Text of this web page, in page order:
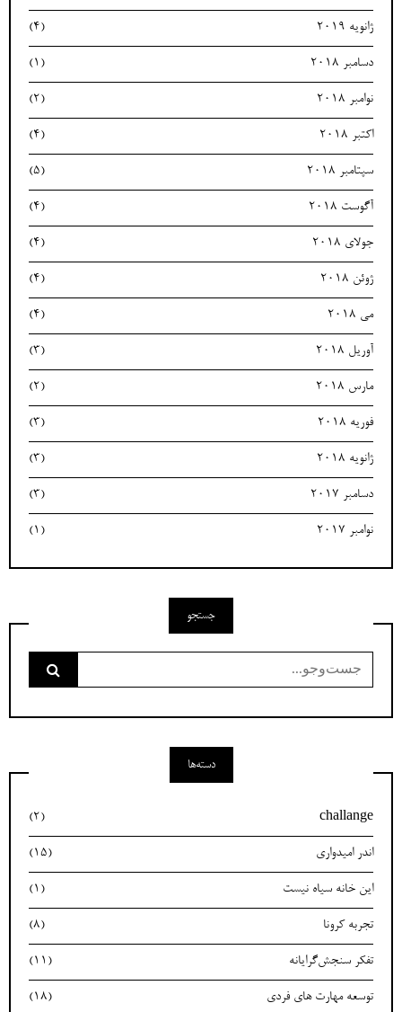
ژانویه 2019 (4)
دسامبر 2018 (1)
نوامبر 2018 (2)
اکتبر 2018 (4)
سپتامبر 2018 (5)
آگوست 2018 (4)
جولای 2018 (4)
ژوئن 2018 (4)
می 2018 (4)
آوریل 2018 (3)
مارس 2018 (2)
فوریه 2018 (3)
ژانویه 2018 (3)
دسامبر 2017 (3)
نوامبر 2017 (1)
جستجو
برای:
دسته‌ها
challange
(2)
اندر امیدواری (15)
این خانه سیاه نیست (1)
تجربه کرونا (8)
تفکر سنجش‌گرایانه (11)
توسعه مهارت های فردی (18)